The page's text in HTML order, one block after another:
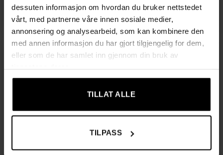
dessuten informasjon om hvordan du bruker nettstedet
vårt, med partnerne våre innen sosiale medier,
annonsering og analysearbeid, som kan kombinere den
med annen informasjon du har gjort tilgjengelig for dem,
eller som de har samlet inn gjennom din bruk av
TILLAT ALLE
TILPASS
1119,00kr Opprinnelig
pris
var:
1119,00 kr.
929,00krNåværende
pris
er:
929,00 kr.
669,00kr
Opprinnelig
pris
var:
669,00 kr.
549,00kr
er: